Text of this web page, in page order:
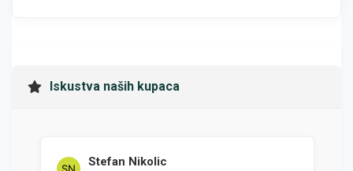
Iskustva naših kupaca
Stefan Nikolic